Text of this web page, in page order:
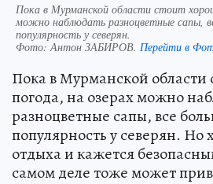
Пока в Мурманской области стоит
можно наблюдать разноцветные сапы,
популярность у северян.
Фото: Антон ЗАБИРОВ. Перейти в
Пока в Мурманской области
погода, на озерах можно
разноцветные сапы, все
популярность у северян. Но
отдыха и кажется
самом деле тоже может